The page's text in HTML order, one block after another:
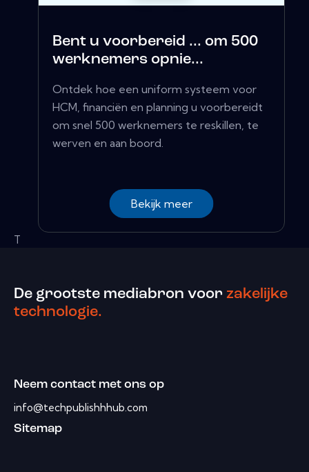
Bent u voorbereid ... om 500
werknemers opnie...
Ontdek hoe een uniform systeem voor
HCM, financiën en planning u voorbereidt
om snel 500 werknemers te reskillen, te
werven en aan boord.
Bekijk meer
T
De grootste mediabron voor zakelijke
technologie.
Neem contact met ons op
info@techpublishhhub.com
Sitemap